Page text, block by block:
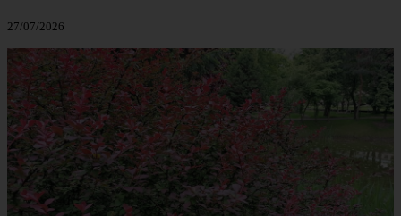
27/07/2026